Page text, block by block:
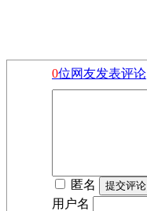
0位网友发表评论
匿名
用户名